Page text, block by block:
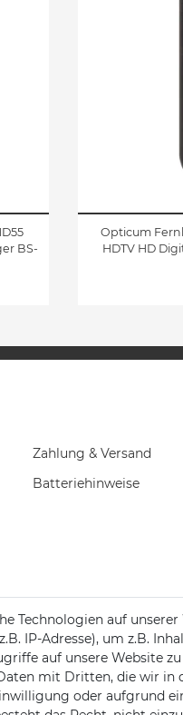
BS-
Opticum
HDTV HD
Zahlung & Versand
Batteriehinweise
Technologien auf
IP-Adresse), um z.B.
auf unsere Website
mit Dritten, die wir in
oder aufgrund